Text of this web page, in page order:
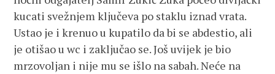
kucati svežnjem ključeva po staklu iznad vrata.
Ustao je i krenuo u kupatilo da bi se abdestio, ali
je otišao u wc i zaključao se. Još uvijek je bio
mrzovoljan i nije mu se išlo na sabah. Neće na